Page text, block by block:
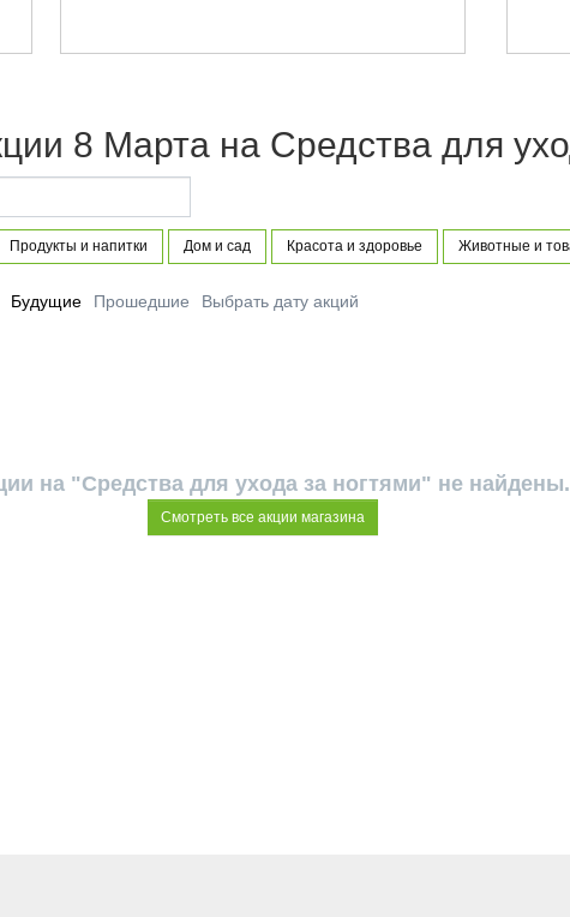
8 Марта на Средства для
Продукты и напитки Дом и сад Красота и здоровье Животные и
Будущие Прошедшие Выбрать дату акций
на "Средства для ухода за ногтями" не найдены.
Смотреть все акции магазина